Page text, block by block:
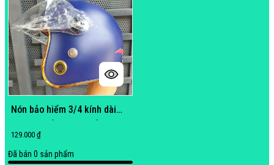
Nón bảo hiểm 3/4 kính dài
129.000 ₫
Đã bán 0 sản phẩm